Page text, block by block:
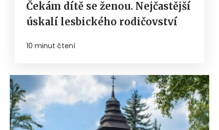
Čekám dítě se ženou. Nejčastější
úskalí lesbického rodičovství
10 minut čtení